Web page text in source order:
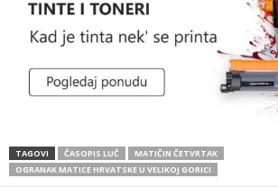
TAGOVI ČASOPIS LUČ
MATIČIN ČETVRTAK
OGRANAK MATICE HRVATSKE U VELIKOJ GORICI